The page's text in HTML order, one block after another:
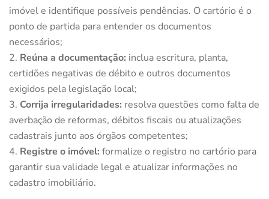
imóvel e identifique possíveis pendências. O cartório é o
ponto de partida para entender os documentos
necessários;
Reúna a documentação: inclua escritura, planta,
certidões negativas de débito e outros documentos
exigidos pela legislação local;
Corrija irregularidades: resolva questões como falta de
averbação de reformas, débitos fiscais ou atualizações
cadastrais junto aos órgãos competentes;
Registre o imóvel: formalize o registro no cartório para
garantir sua validade legal e atualizar informações no
cadastro imobiliário.